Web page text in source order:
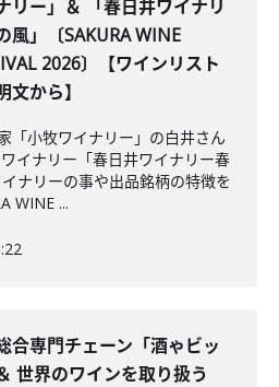
リー」＆ 「春日井ワイナリ
風」〔SAKURA WINE
2026〕【ワインリスト
文から】
「小牧ワイナリー」の白井さん
イナリー「春日井ワイナリー春
ナリーの事や出品銘柄の特徴を
WINE ...
合専門チェーン「酒ゃビッ
世界のワインを取り扱う